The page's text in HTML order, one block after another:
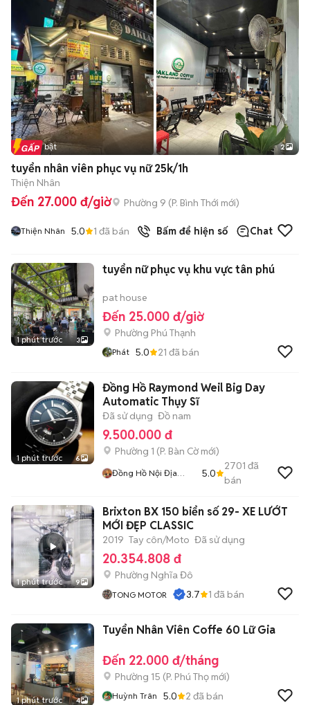
Tin nổi bật 2
tuyển nhân viên phục vụ nữ 25k/1h
Thiện Nhân
Đến 27.000 đ/giờ Phường 9 (P. Bình Thới mới)
Thiện Nhân 5.0 1 đã bán Bấm để hiện số Chat
1 phút trước 3
tuyển nữ phục vụ khu vực tân phú
pat house
Đến 25.000 đ/giờ
Phường Phú Thạnh
Phát 5.0 21 đã bán
1 phút trước 6
Đồng Hồ Raymond Weil Big Day
Automatic Thụy Sĩ
Đã sử dụng Đồ nam
9.500.000 đ
Phường 1 (P. Bàn Cờmới)
Đồng Hồ Nội Địa
5.0
2701 đã
bán
1 phút trước 9
Brixton BX 150 biển số 29- XE LƯỚT
MỚI ĐẸP CLASSIC
2019 Tay côn/Moto Đã sử dụng
20.354.808 đ
Phường Nghĩa Đô
TONG MOTOR 3.7 1 đã bán
1 phút trước 4
Tuyển Nhân Viên Coffe 60 Lữ Gia
Đến 22.000 đ/tháng
Phường 15 (P. Phú Thọ mới)
Huỳnh Trân 5.0 2 đã bán